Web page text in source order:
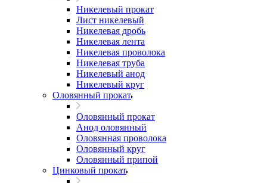
Никелевый прокат
Лист никелевый
Никелевая дробь
Никелевая лента
Никелевая проволока
Никелевая труба
Никелевый анод
Никелевый круг
Оловянный прокат
Оловянный прокат
Анод оловянный
Оловянная проволока
Оловянный круг
Оловянный припой
Цинковый прокат